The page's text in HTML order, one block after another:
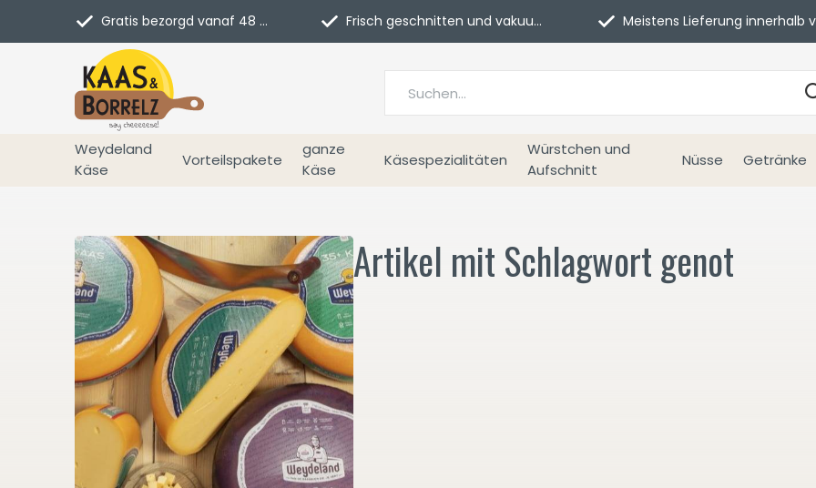
Weydeland
Käse
Vorteilspakete
ganze
Käse
Käsespezialitäten
Würstchen und
Aufschnitt
Nüsse Getränke
Gratis bezorgd vanaf 48 euro in NL Frisch geschnitten und vakuumverpackt. Meistens Lieferung innerhalb von 3 Tagen
Artikel mit Schlagwort genot